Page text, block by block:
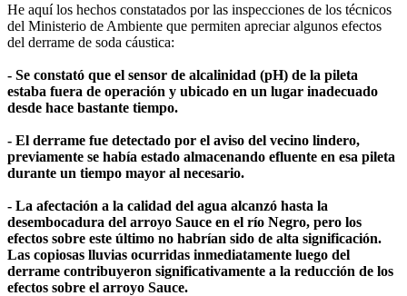
He aquí los hechos constatados por las inspecciones de los técnicos
del Ministerio de Ambiente que permiten apreciar algunos efectos
del derrame de soda cáustica:
- Se constató que el sensor de alcalinidad (pH) de la pileta
estaba fuera de operación y ubicado en un lugar inadecuado
desde hace bastante tiempo.
- El derrame fue detectado por el aviso del vecino lindero,
previamente se había estado almacenando efluente en esa pileta
durante un tiempo mayor al necesario.
- La afectación a la calidad del agua alcanzó hasta la
desembocadura del arroyo Sauce en el río Negro, pero los
efectos sobre este último no habrían sido de alta significación.
Las copiosas lluvias ocurridas inmediatamente luego del
derrame contribuyeron significativamente a la reducción de los
efectos sobre el arroyo Sauce.